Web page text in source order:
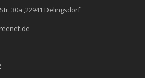
30a ,22941 Delingsdorf